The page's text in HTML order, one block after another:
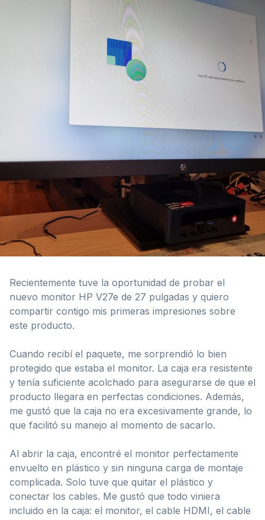
Recientemente tuve la oportunidad de probar el
nuevo monitor HP V27e de 27 pulgadas y quiero
compartir contigo mis primeras impresiones sobre
este producto.
Cuando recibí el paquete, me sorprendió lo bien
protegido que estaba el monitor. La caja era resistente
y tenía suficiente acolchado para asegurarse de que el
producto llegara en perfectas condiciones. Además,
me gustó que la caja no era excesivamente grande, lo
que facilitó su manejo al momento de sacarlo.
Al abrir la caja, encontré el monitor perfectamente
envuelto en plástico y sin ninguna carga de montaje
complicada. Solo tuve que quitar el plástico y
conectar los cables. Me gustó que todo viniera
incluido en la caja: el monitor, el cable HDMI, el cable